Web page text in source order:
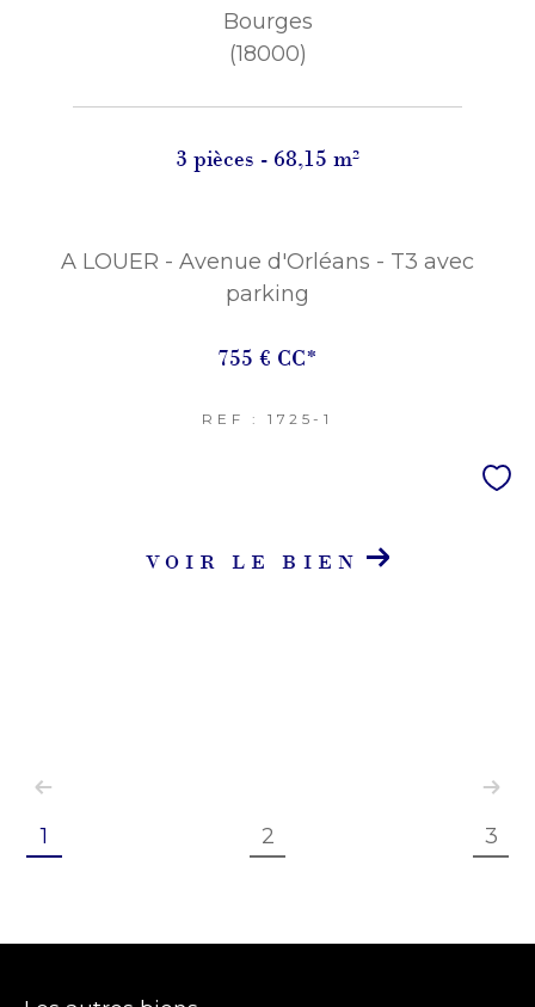
Bourges
(18000)
3 pièces - 68,15 m²
A LOUER - Avenue d'Orléans - T3 avec
parking
755 € CC*
REF : 1725-1
VOIR LE BIEN
1 2 3